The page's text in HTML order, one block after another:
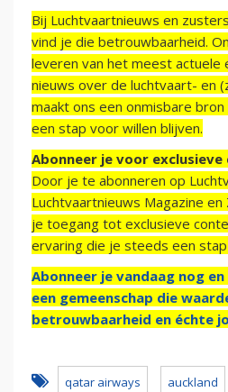
Bij Luchtvaartnieuws en
vind je die betrouwbaarheid.
leveren van het meest actuele
nieuws over de luchtvaart- en
maakt ons een onmisbare
een stap voor willen blijven.
Abonneer je voor
Door je te abonneren op
Luchtvaartnieuws Magazine
je toegang tot exclusieve
ervaring die je steeds een
Abonneer je vandaag nog
een gemeenschap die
betrouwbaarheid en échte
qatar airways auckland